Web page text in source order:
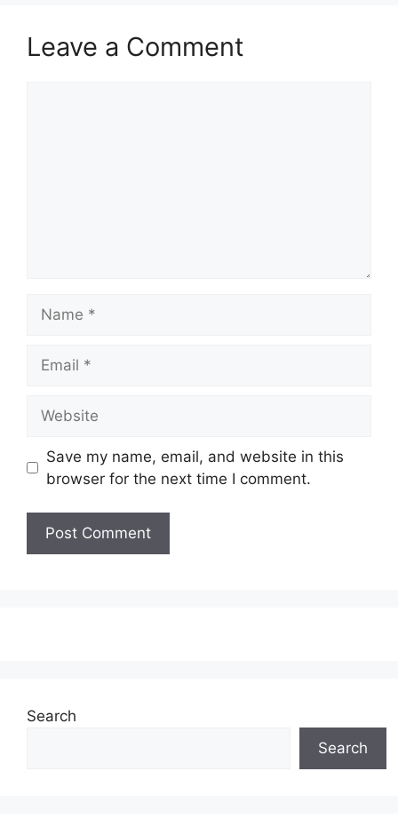
Leave a Comment
Save my name, email, and website in this
browser for the next time I comment.
Search
Search